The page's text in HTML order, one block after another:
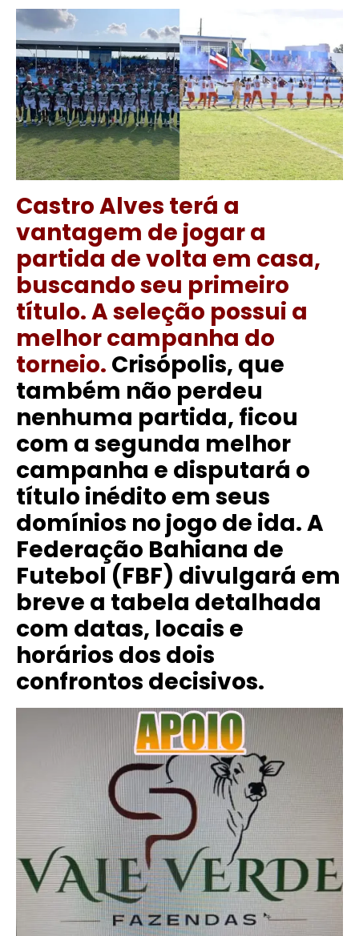
Castro Alves terá a
vantagem de jogar a
partida de volta em casa,
buscando seu primeiro
título. A seleção possui a
melhor campanha do
torneio. Crisópolis, que
também não perdeu
nenhuma partida, ficou
com a segunda melhor
campanha e disputará o
título inédito em seus
domínios no jogo de ida.A
Federação Bahiana de
Futebol (FBF) divulgará em
breve a tabela detalhada
com datas, locais e
horários dos dois
confrontos decisivos.